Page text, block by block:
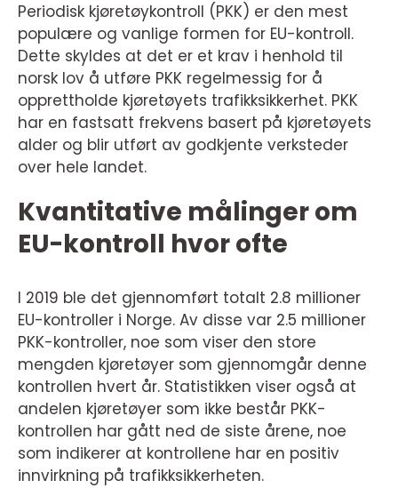
Periodisk kjøretøykontroll (PKK) er den mest
populære og vanlige formen for EU-kontroll.
Dette skyldes at det er et krav i henhold til
norsk lov å utføre PKK regelmessig for å
opprettholde kjøretøyets trafikksikkerhet. PKK
har en fastsatt frekvens basert på kjøretøyets
alder og blir utført av godkjente verksteder
over hele landet.
Kvantitative målinger om
EU-kontroll hvor ofte
I 2019 ble det gjennomført totalt 2.8 millioner
EU-kontroller i Norge. Av disse var 2.5 millioner
PKK-kontroller, noe som viser den store
mengden kjøretøyer som gjennomgår denne
kontrollen hvert år. Statistikken viser også at
andelen kjøretøyer som ikke består PKK-
kontrollen har gått ned de siste årene, noe
som indikerer at kontrollene har en positiv
innvirkning på trafikksikkerheten.